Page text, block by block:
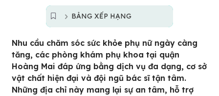
BẢNG XẾP HẠNG
Nhu cầu chăm sóc sức khỏe phụ nữ ngày càng
tăng, các phòng khám phụ khoa tại quận
Hoàng Mai đáp ứng bằng dịch vụ đa dạng, cơ sở
vật chất hiện đại và đội ngũ bác sĩ tận tâm.
Những địa chỉ này mang lại sự an tâm, hỗ trợ